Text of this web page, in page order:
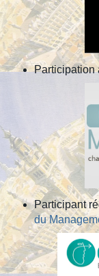
Participation
Participant
du